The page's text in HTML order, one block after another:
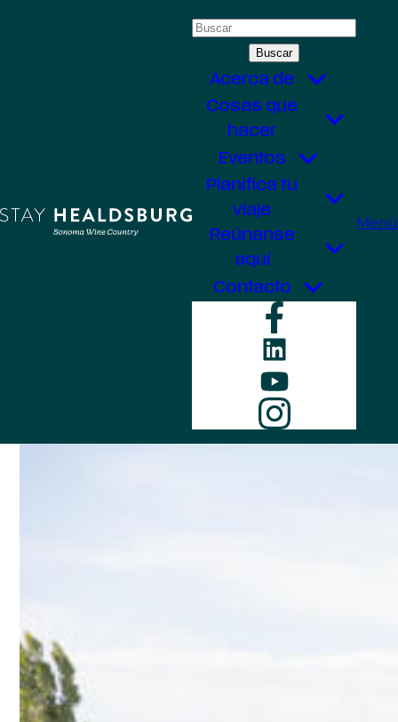
Buscar:
Acerca de
Cosas que
hacer
Eventos
Planifica tu
viaje
Reúnanse
aquí
Contacto
LinkedIn
YouTube
Menú